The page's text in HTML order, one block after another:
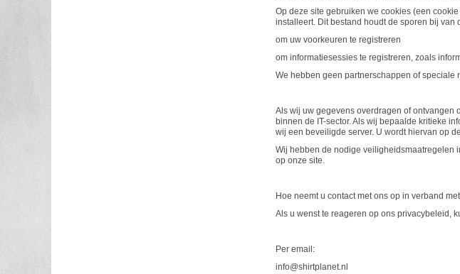
Op deze site gebruiken we cookies (een
installeert. Dit bestand houdt de sporen bij
om uw voorkeuren te registreren
om informatiesessies te registreren, zoals
We hebben geen partnerschappen of speciale
Als wij uw gegevens overdragen of
binnen de IT-sector. Als wij bepaalde kritieke
wij een beveiligde server. U wordt hiervan op
Wij hebben de nodige veiligheidsmaatregelen
op onze site.
Hoe neemt u contact met ons op in verband
Als u wenst te reageren op ons privacybeleid,
Per email:
info@shirtplanet.nl